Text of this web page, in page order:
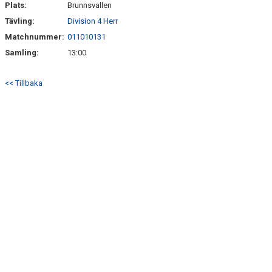
Plats:
Brunnsvallen
Tävling:
Division 4 Herr
Matchnummer: 011010131
Samling:
13:00
<< Tillbaka